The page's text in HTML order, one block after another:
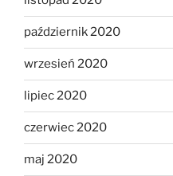
październik 2020
wrzesień 2020
lipiec 2020
czerwiec 2020
maj 2020